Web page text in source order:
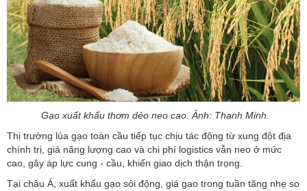
Gạo xuất khẩu thơm dẻo neo cao. Ảnh: Thanh Minh.
Thị trường lúa gạo toàn cầu tiếp tục chịu tác động từ xung đột địa
chính trị, giá năng lượng cao và chi phí logistics vẫn neo ở mức
cao, gây áp lực cung - cầu, khiến giao dịch thận trọng.
Tại châu Á, xuất khẩu gạo sôi động, giá gạo trong tuần tăng nhẹ so